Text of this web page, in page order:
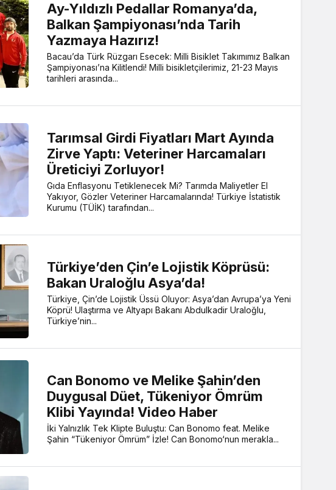
Ay-Yıldızlı Pedallar Romanya’da,
Balkan Şampiyonası’nda Tarih
Yazmaya Hazırız!
Bacau’da Türk Rüzgarı Esecek: Milli Bisiklet Takımımız Balkan
Şampiyonası’na Kilitlendi! Milli bisikletçilerimiz, 21-23 Mayıs
tarihleri arasında...
Tarımsal Girdi Fiyatları Mart Ayında
Zirve Yaptı: Veteriner Harcamaları
Üreticiyi Zorluyor!
Gıda Enflasyonu Tetiklenecek Mi? Tarımda Maliyetler El
Yakıyor, Gözler Veteriner Harcamalarında! Türkiye İstatistik
Kurumu (TÜİK) tarafından...
Türkiye’den Çin’e Lojistik Köprüsü:
Bakan Uraloğlu Asya’da!
Türkiye, Çin’de Lojistik Üssü Oluyor: Asya’dan Avrupa’ya Yeni
Köprü! Ulaştırma ve Altyapı Bakanı Abdulkadir Uraloğlu,
Türkiye’nin...
Can Bonomo ve Melike Şahin’den
Duygusal Düet, Tükeniyor Ömrüm
Klibi Yayında! Video Haber
İki Yalnızlık Tek Klipte Buluştu: Can Bonomo feat. Melike
Şahin “Tükeniyor Ömrüm” İzle! Can Bonomo‘nun merakla...